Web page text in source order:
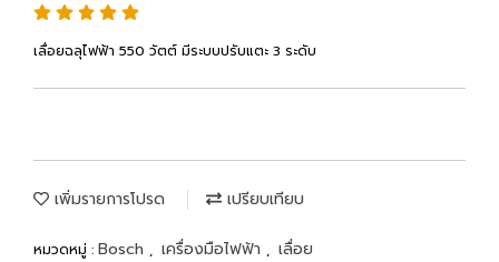
เลื่อยฉลุไฟฟ้า 550 วัตต์ มีระบบปรับแตะ 3 ระดับ
เพิ่มรายการโปรด เปรียบเทียบ
หมวดหมู่ : Bosch , เครื่องมือไฟฟ้า , เลื่อย